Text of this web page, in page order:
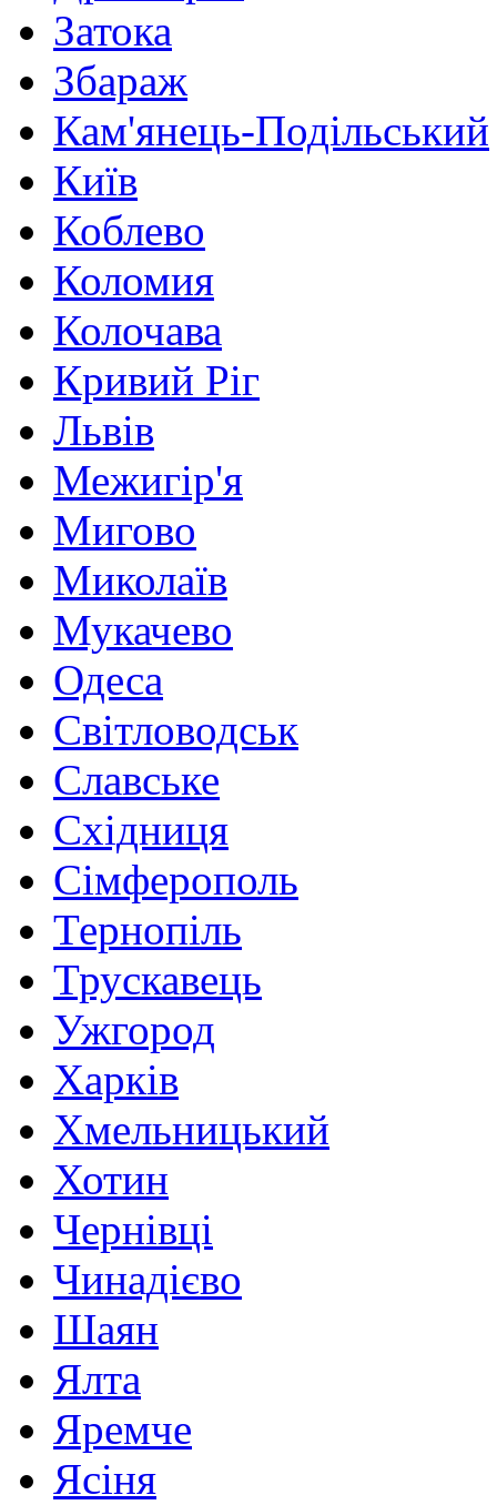
Затока
Збараж
Кам'янець-Подільський
Київ
Коблево
Коломия
Колочава
Кривий Ріг
Львів
Межигір'я
Мигово
Миколаїв
Мукачево
Одеса
Світловодськ
Славське
Східниця
Сімферополь
Тернопіль
Трускавець
Ужгород
Харків
Хмельницький
Хотин
Чернівці
Чинадієво
Шаян
Ялта
Яремче
Ясіня